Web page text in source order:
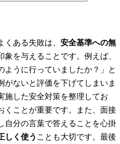
ある失敗は、 安全基準への無
象を与えることです。例えば、
ように行っていましたか？」と
がないと評価を下げてしまいま
施した安全対策を整理してお
くことが重要です。また、面接
自分の言葉で答えることを心掛
しく使う ことも大切です。最後